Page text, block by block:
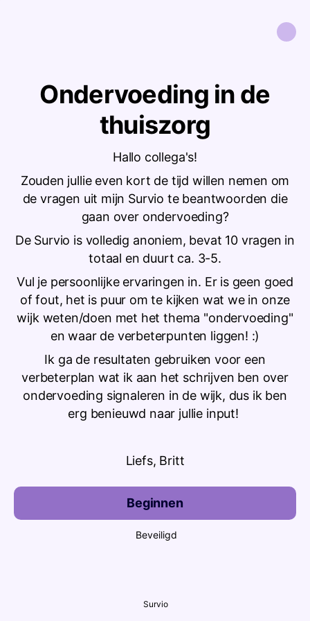
Ondervoeding in de
thuiszorg
Hallo collega's!
Zouden jullie even kort de tijd willen nemen om
de vragen uit mijn Survio te beantwoorden die
gaan over ondervoeding?
De Survio is volledig anoniem, bevat 10 vragen in
totaal en duurt ca. 3-5.
Vul je persoonlijke ervaringen in. Er is geen goed
of fout, het is puur om te kijken wat we in onze
wijk weten/doen met het thema "ondervoeding"
en waar de verbeterpunten liggen! :)
Ik ga de resultaten gebruiken voor een
verbeterplan wat ik aan het schrijven ben over
ondervoeding signaleren in de wijk, dus ik ben
erg benieuwd naar jullie input!
Liefs, Britt
Beginnen
Beveiligd
Survio